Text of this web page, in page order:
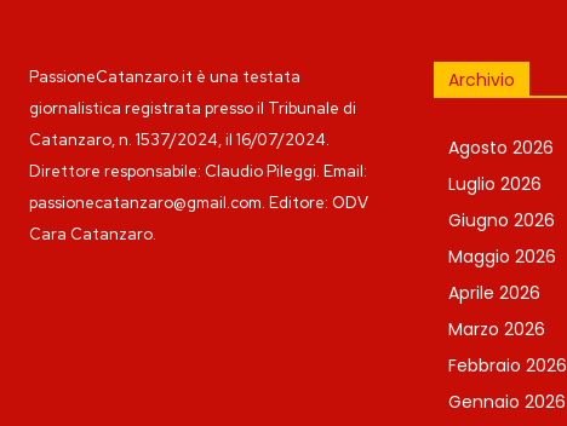
PassioneCatanzaro.it è una testata
giornalistica registrata presso il Tribunale di
Catanzaro, n. 1537/2024, il 16/07/2024.
Direttore responsabile: Claudio Pileggi. Email:
passionecatanzaro@gmail.com. Editore: ODV
Cara Catanzaro.
Archivio
Agosto 2026
Luglio 2026
Giugno 2026
Maggio 2026
Aprile 2026
Marzo 2026
Febbraio 2026
Gennaio 2026